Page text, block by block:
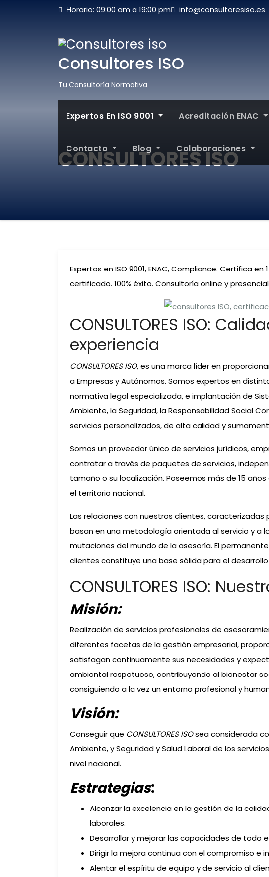
Horario: 09:00 am a 19:00 pm info@consultoresiso.es
Consultores ISO
Tu Consultoría Normativa
Expertos En ISO 9001 Acreditación ENAC
Contacto Blog Colaboraciones
CONSULTORES ISO
Expertos en ISO 9001, ENAC, Compliance. Certifica
certificado. 100% éxito. Consultoría online y presencial.
CONSULTORES ISO:
experiencia
CONSULTORES ISO, es una marca líder en
a Empresas y Autónomos. Somos expertos en
normativa legal especializada, e implantación de
Ambiente, la Seguridad, la Responsabilidad Social
servicios personalizados, de alta calidad y
Somos un proveedor único de servicios jurídicos,
contratar a través de paquetes de servicios,
tamaño o su localización. Poseemos más de 15
el territorio nacional.
Las relaciones con nuestros clientes,
basan en una metodología orientada al servicio y a
mutaciones del mundo de la asesoría. El
clientes constituye una base sólida para el
CONSULTORES ISO:
Misión:
Realización de servicios profesionales de
diferentes facetas de la gestión empresarial,
satisfagan continuamente sus necesidades y
ambiental respetuoso, contribuyendo al bienestar
consiguiendo a la vez un entorno profesional y
Visión:
Conseguir que CONSULTORES ISOsea considerada
Ambiente, y Seguridad y Salud Laboral de los
nivel nacional.
Estrategias:
Alcanzar la excelencia en la gestión de la
laborales.
Desarrollar y mejorar las capacidades de todo
Dirigir la mejora continua con el compromiso e
Alentar el espíritu de equipo y de servicio al